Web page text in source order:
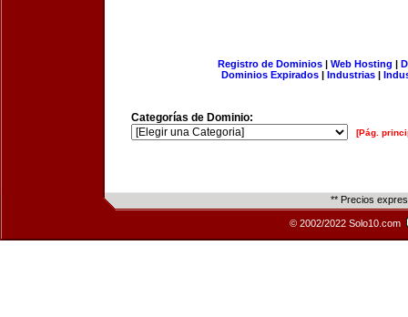
Registro de Dominios| Web Hosting |
Dominios Expirados | Industrias |
Categorías de Dominio:
[Pág.
** Precios
© 2002/2022 Solo10.com